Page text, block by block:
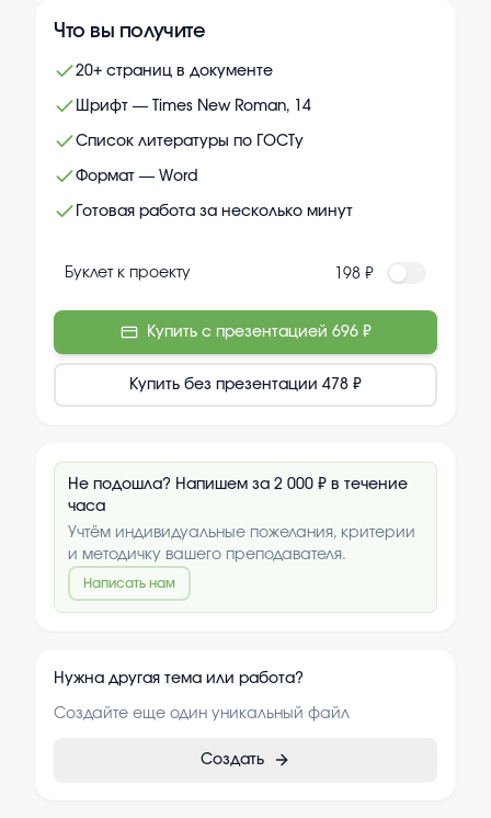
Что вы получите
20+ страниц в документе
Шрифт — Times New Roman, 14
Список литературы по ГОСТу
Формат — Word
Готовая работа за несколько минут
Буклет к проекту 198 ₽
Купить с презентацией 696 ₽
Купить без презентации 478 ₽
Не подошла? Напишем за 2 000 ₽ в течение
часа
Учтём индивидуальные пожелания, критерии
и методичку вашего преподавателя.
Написать нам
Нужна другая тема или работа?
Создайте еще один уникальный файл
Создать